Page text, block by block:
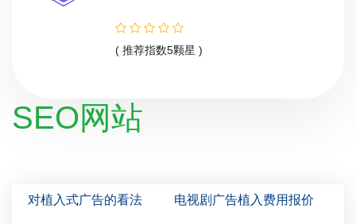
( 推荐指数5颗星 )
SEO网站
对植入式广告的看法 电视剧广告植入费用报价